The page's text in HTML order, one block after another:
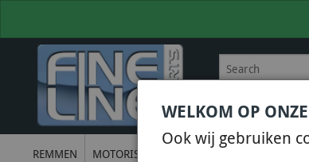
BEL +31 36 844
REMMEN MOTORISCH
WELKOM OP
Ook wij gebruiken